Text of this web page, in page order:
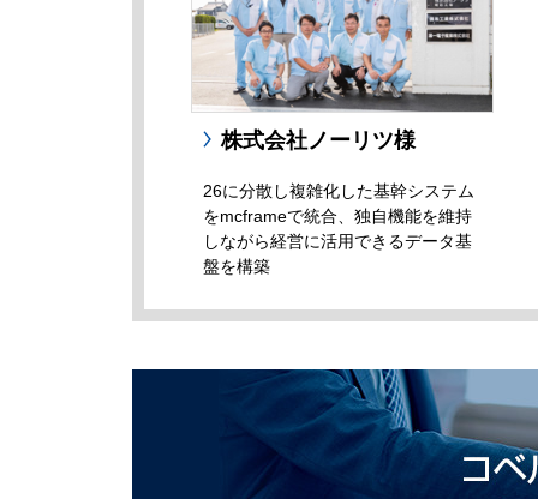
株式会社ノーリツ様
26に分散し複雑化した基幹システム
をmcframeで統合、独自機能を維持
しながら経営に活用できるデータ基
盤を構築